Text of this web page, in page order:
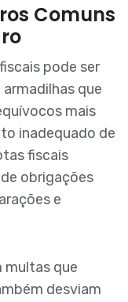
Comuns
pode ser
que
mais
inadequado de
fiscais
obrigações
e
multas que
desviam